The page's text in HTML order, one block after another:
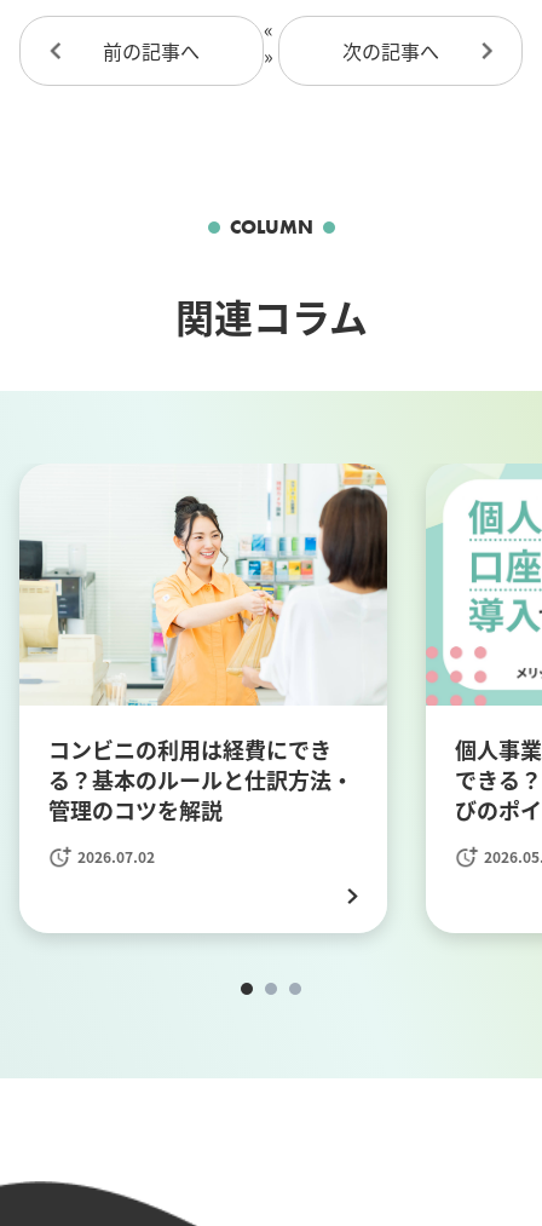
«
前の記事へ 次の記事へ
»
COLUMN
関連コラム
コンビニの利用は経費にでき
る？基本のルールと仕訳方法・
管理のコツを解説
2026.07.02
個人事
できる
びのポ